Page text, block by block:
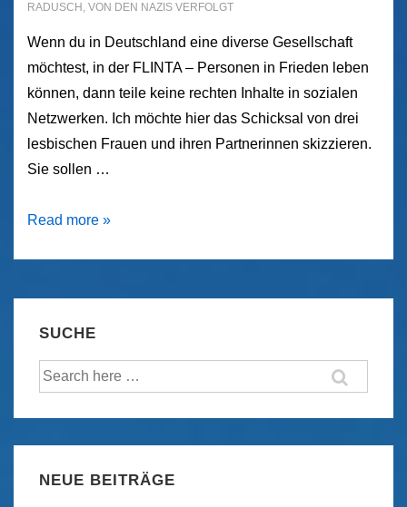
RADUSCH , VON DEN NAZIS VERFOLGT
Wenn du in Deutschland eine diverse Gesellschaft
möchtest, in der FLINTA – Personen in Frieden leben
können, dann teile keine rechten Inhalte in sozialen
Netzwerken. Ich möchte hier das Schicksal von drei
lesbischen Frauen und ihren Partnerinnen skizzieren.
Sie sollen …
Lesbische
Nationalsozialismus
Read more »
SUCHE
Suche
NEUE BEITRÄGE